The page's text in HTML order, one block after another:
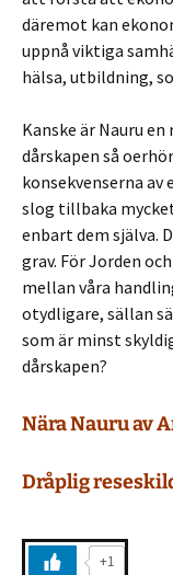
däremot kan
uppnå viktiga
hälsa, utbildning,
Kanske är Nauru
dårskapen så
konsekvenserna
slog tillbaka
enbart dem själva.
grav. För Jorden
mellan våra
otydligare, sällan
som är minst
dårskapen?
Nära Nauru av
Dråplig r
+1